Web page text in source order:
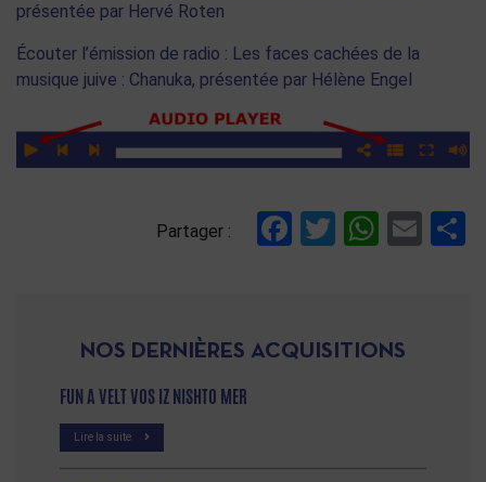
présentée par Hervé Roten
Écouter l’émission de radio : Les faces cachées de la
musique juive : Chanuka, présentée par Hélène Engel
Partager : Facebook
Twitter
NOS DERNIÈRES ACQUISITIONS
FUN A VELT VOS IZ NISHTO MER
Lire la suite